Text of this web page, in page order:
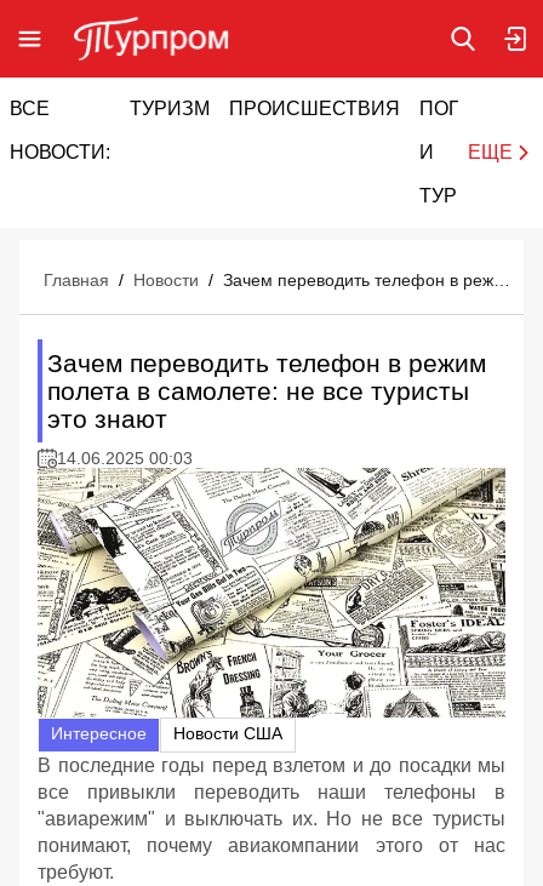
ВСЕ
НОВОСТИ:
ТУРИЗМ ПРОИСШЕСТВИЯ ПОГОДА
И
ТУРИЗМ
ЕЩЕ
Главная / Новости /
Зачем переводить телефон в режим
полета в самолете: не все туристы
это знают
14.06.2025 00:03
Интересное Новости США
В последние годы перед взлетом и до посадки мы
все привыкли переводить наши телефоны в
"авиарежим" и выключать их. Но не все туристы
понимают, почему авиакомпании этого от нас
требуют.